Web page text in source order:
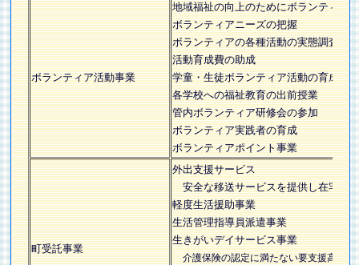
ボランティア活動事業
地域福祉の向上のためにボランティア
ボランティアニーズの把握
ボランティアの各種活動の実態調査
活動育成費の助成
学童・生徒ボランティア活動の育成助
各学校への福祉教育の出前授業
管内ボランティア研修会の参加
ボランティア実践者の育成
ボランティアポイント事業
町受託事業
外出支援サービス
安全な移送サービスを提供し在宅生
軽度生活援助事業
生活管理指導員派遣事業
生きがいデイサービス事業
介護保険の認定に満たない要支援高齢